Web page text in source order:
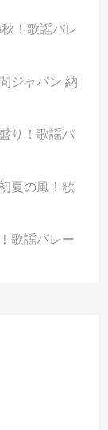
！歌謡パレ
ジャパン 納
り！歌謡パ
夏の風！歌
歌謡パレー